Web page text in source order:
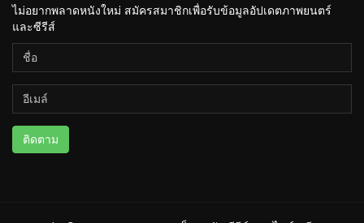
ไม่อยากพลาดหนังใหม่ สมัครสมาชิกเพื่อรับข้อมูลอัปเดตภาพยนตร์
และซีรีส์
ติดตาม